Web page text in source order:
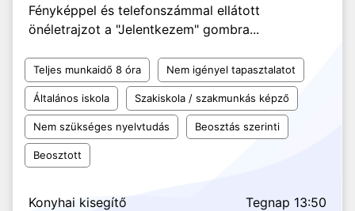
Fényképpel és telefonszámmal ellátott
önéletrajzot a "Jelentkezem" gombra...
Teljes munkaidő 8 óra Nem igényel tapasztalatot
Általános iskola Szakiskola / szakmunkás képző
Nem szükséges nyelvtudás Beosztás szerinti
Beosztott
Konyhai kisegítő Tegnap 13:50